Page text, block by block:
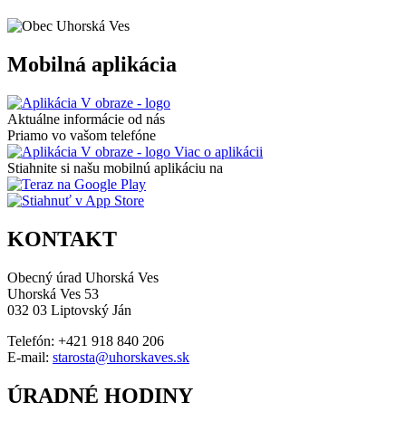
Mobilná aplikácia
Aktuálne informácie od nás
Priamo vo vašom telefóne
Viac o aplikácii
Stiahnite si našu mobilnú aplikáciu na
KONTAKT
Obecný úrad Uhorská Ves
Uhorská Ves 53
032 03 Liptovský Ján
Telefón: +421 918 840 206
E-mail: starosta@uhorskaves.sk
ÚRADNÉ HODINY